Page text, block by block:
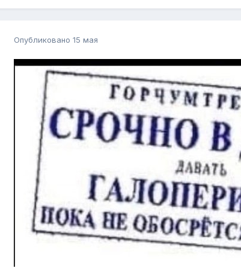
Опубликовано 15 мая